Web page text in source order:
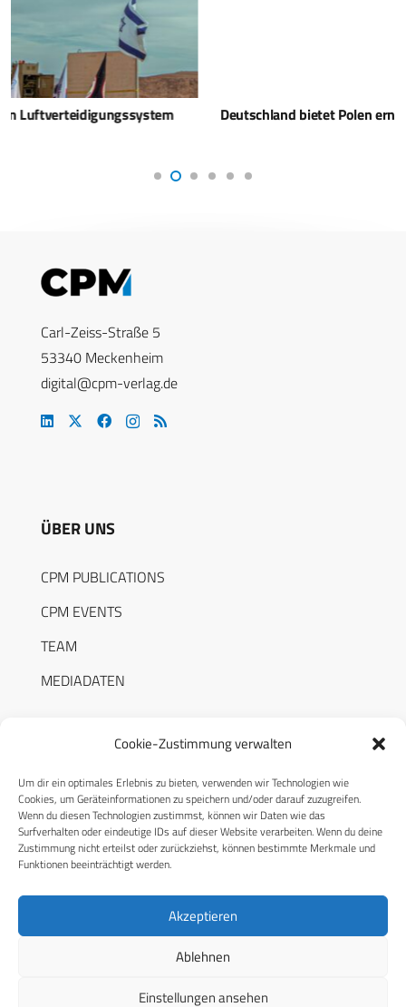
Cookie-Zustimmung verwalten
Um dir ein optimales Erlebnis zu bieten, verwenden wir Technologien wie
Cookies, um Geräteinformationen zu speichern und/oder darauf zuzugreifen.
Wenn du diesen Technologien zustimmst, können wir Daten wie das
Surfverhalten oder eindeutige IDs auf dieser Website verarbeiten. Wenn du deine
Zustimmung nicht erteilst oder zurückziehst, können bestimmte Merkmale und
Funktionen beeinträchtigt werden.
Akzeptieren
Ablehnen
Einstellungen ansehen
Deutschland bietet Polen erneut Patriot-Systeme an
Carl-Zeiss-Straße 5
53340 Meckenheim
digital@cpm-verlag.de
ÜBER UNS
CPM PUBLICATIONS
CPM EVENTS
TEAM
MEDIADATEN
RECHTLICHES
Datenschutzerklärung
Cookie-Richtlinie (EU)